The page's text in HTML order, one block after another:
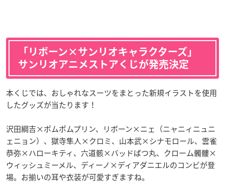
「リボーン×サンリオキャラクターズ」
サンリオアニメストアくじが発売決定
本くじでは、おしゃれなスーツをまとった新規イラストを使用
したグッズが当たります！
沢田綱吉×ポムポムプリン、リボーン×ニェ（ニャニィニュニ
ェニョン）、獄寺隼人×クロミ、山本武×シナモロール、雲雀
恭弥×ハローキティ、六道骸×バッドばつ丸、クローム髑髏×
ウィッシュミーメル、ディーノ×ディアダニエルのコンビが登
場。お揃いの耳や衣装が可愛すぎますね。